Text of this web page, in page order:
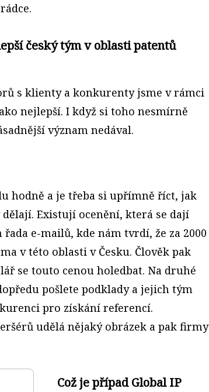
český tým v oblasti patentů
s klienty a konkurenty jsme v rámci
nejlepší. I když si toho nesmírně
význam nedával.
hodně a je třeba si upřímně říct, jak
Existují ocenění, která se dají
e-mailů, kde nám tvrdí, že za 2000
v této oblasti v Česku. Člověk pak
se touto cenou holedbat. Na druhé
pošlete podklady a jejich tým
pro získání referencí.
udělá nějaký obrázek a pak firmy
Což je případ Global IP